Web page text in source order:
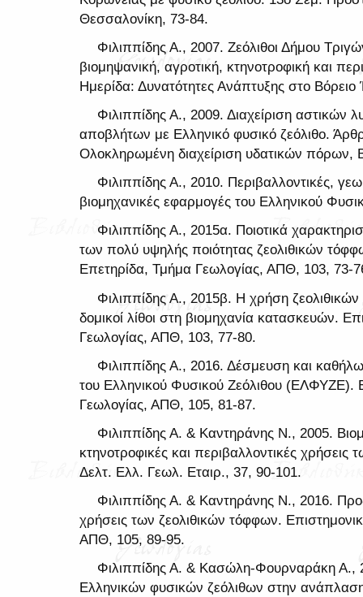
Θεσσαλονίκη, 73-84.
Φιλιππίδης Α., 2007. Ζεόλιθοι Δήμου
βιομηψανική, αγροτική, κτηνοτροφική και
Ημερίδα: Δυνατότητες Ανάπτυξης στο
Φιλιππίδης Α., 2009. Διαχείριση αστικών
αποβλήτων με Ελληνικό φυσικό ζεόλιθο.
Ολοκληρωμένη διαχείριση υδατικών πόρων,
Φιλιππίδης Α., 2010. Περιβαλλοντικές,
βιομηχανικές εφαρμογές του Ελληνικού
Φιλιππίδης Α., 2015α. Ποιοτικά
των πολύ υψηλής ποιότητας ζεολιθικών
Επετηρίδα, Τμήμα Γεωλογίας, ΑΠΘ, 103, 73-
Φιλιππίδης Α., 2015β. Η χρήση
δομικοί λίθοι στη βιομηχανία κατασκευών.
Γεωλογίας, ΑΠΘ, 103, 77-80.
Φιλιππίδης Α., 2016. Δέσμευση και
του Ελληνικού Φυσικού Ζεόλιθου (ΕΛΦΥΖΕ).
Γεωλογίας, ΑΠΘ, 105, 81-87.
Φιλιππίδης Α. & Καντηράνης Ν., 2005.
κτηνοτροφικές και περιβαλλοντικές
Δελτ. Ελλ. Γεωλ. Εταιρ., 37, 90-101.
Φιλιππίδης Α. & Καντηράνης Ν., 2016.
χρήσεις των ζεολιθικών τόφφων.
ΑΠΘ, 105, 89-95.
Φιλιππίδης Α. & Κασώλη-Φουρναράκη Α.,
Ελληνικών φυσικών ζεόλιθων στην ανάπλαση